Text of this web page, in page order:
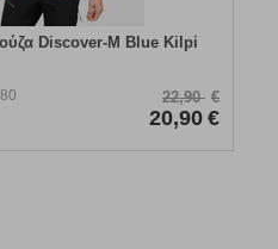
Discover-M Blue Kilpi
22,90 €
20,90 €